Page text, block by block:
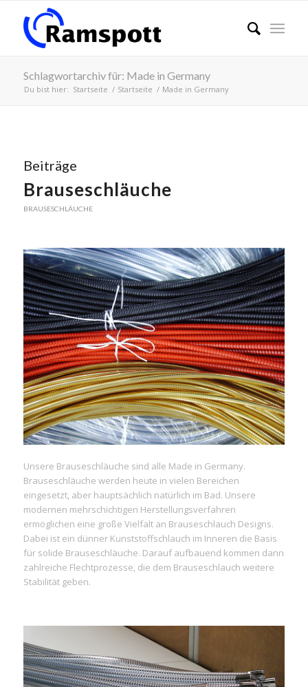
Schlagwortarchiv für: Made in Germany
Du bist hier: Startseite / Startseite / Made in Germany
Beiträge
Brauseschläuche
BRAUSESCHLÄUCHE
Unsere Brauseschläuche sind alle Made in Germany.
Brauseschläuche werden heute in vielen Bereichen
eingesetzt, aber hauptsächlich natürlich im Bad. Unsere
modernen mehrschichtigen Herstellungsverfahren
ermöglichen eine große Vielfalt an Brauseschlauch Designs.
Dabei ist ein dünner Kunststoffschlauch im Inneren die Basis
für solide Brauseschläuche. Darauf aufbauend kommen dann
zahlreiche Flechtprozesse, die dem Brauseschlauch weitere
Stabilität geben.